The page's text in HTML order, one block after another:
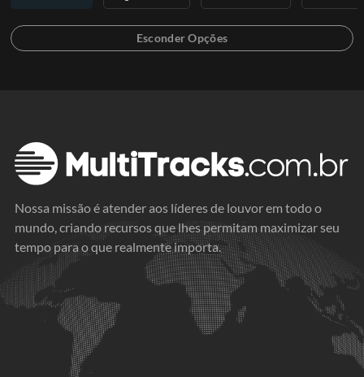
Nossa missão é atender aos líderes de louvor em todo o
mundo, criando recursos que lhes permitam maximizar seu
tempo para o que realmente importa.